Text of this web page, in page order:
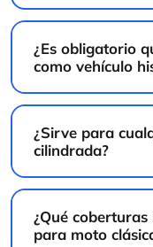
¿Es obligatorio
como vehículo
¿Sirve para
cilindrada?
¿Qué
para moto